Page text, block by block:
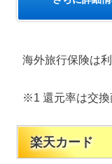
海外旅行保険は利
※1 還元率は交換
楽天カード